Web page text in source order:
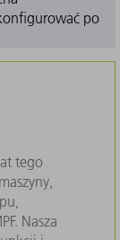
po
tego
Nasza